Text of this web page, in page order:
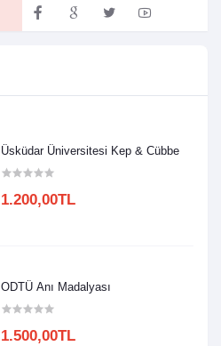
Üsküdar Üniversitesi Kep & Cübbe
1.200,00TL
ODTÜ Anı Madalyası
1.500,00TL